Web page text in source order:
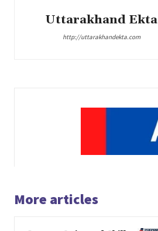
Uttarakhand Ekta
http://uttarakhandekta.com
More articles